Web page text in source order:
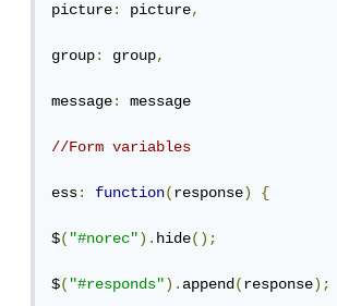
picture: picture,
group: group,
message:
message
//Form variables
ess: function(response) {
$("#norec").hide();
$("#responds").append(response);